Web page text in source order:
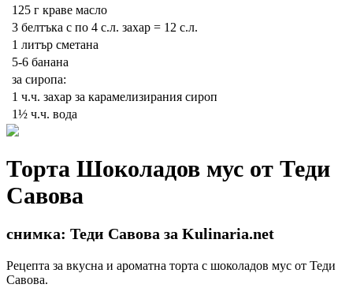
125 г краве масло
3 белтъка с по 4 с.л. захар = 12 с.л.
1 литър сметана
5-6 банана
за сиропа:
1 ч.ч. захар за карамелизирания сироп
1½ ч.ч. вода
Торта Шоколадов мус от Теди
Савова
снимка: Теди Савова за Kulinaria.net
Рецепта за вкусна и ароматна торта с шоколадов мус от Теди
Савова.